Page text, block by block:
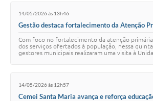
14/05/2026 às 13h46
Gestão destaca fortalecimento da Atenção
Com foco no fortalecimento da atenção
dos serviços ofertados à população, nessa
gestores municipais realizaram uma visita à
14/05/2026 às 12h57
Cemei Santa Maria avança e reforça